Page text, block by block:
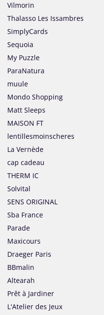
Vilmorin
Thalasso Les Issambres
SimplyCards
Sequoia
My Puzzle
ParaNatura
muule
Mondo Shopping
Matt Sleeps
MAISON FT
lentillesmoinscheres
La Vernède
cap cadeau
THERM IC
Solvital
SENS ORIGINAL
Sba France
Parade
Maxicours
Draeger Paris
BBmalin
Altearah
Prêt à Jardiner
L'Atelier des Jeux